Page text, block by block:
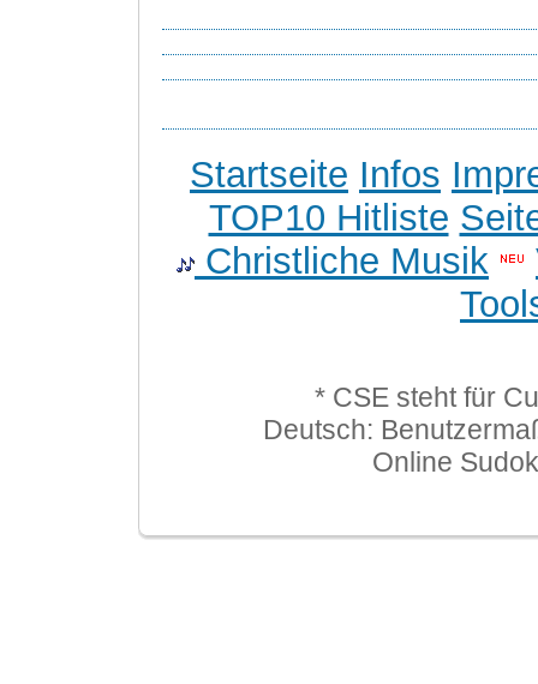
Startseite Infos
TOP10 Hitliste
Christliche Musik
* CSE steht für
Deutsch:
Online